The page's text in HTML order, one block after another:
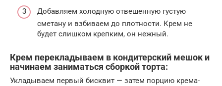
Добавляем холодную отвешенную густую
сметану и взбиваем до плотности. Крем не
будет слишком крепким, он нежный.
Крем перекладываем в кондитерский мешок и
начинаем заниматься сборкой торта:
Укладываем первый бисквит — затем порцию крема-